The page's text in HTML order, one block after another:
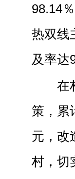
98.14
热双线
及率达
在
策，累
元，改
村，切